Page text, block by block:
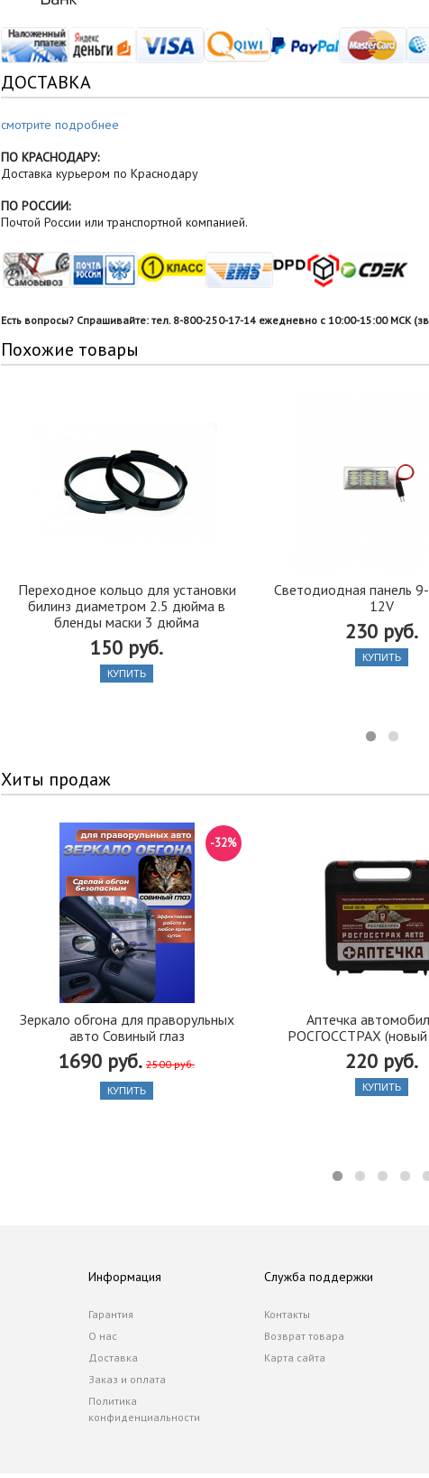
ДОСТАВКА
смотрите подробнее
ПО КРАСНОДАРУ:
Доставка курьером по Краснодару
ПО РОССИИ:
Почтой России или транспортной компанией.
Есть вопросы? Спрашивайте: тел. 8-800-250-17-14 ежедневно с 10:00-15:00 МСК
Похожие товары
Переходное кольцо для установки
билинз диаметром 2.5 дюйма в
бленды маски 3 дюйма
150 руб.
КУПИТЬ
Светодиодная панель
12V
230 руб.
КУПИТЬ
Хиты продаж
Зеркало обгона для праворульных
авто Совиный глаз
1690 руб. 2500 руб.
-32%
КУПИТЬ
Аптечка
РОСГОССТРАХ (новый
220 руб.
КУПИТЬ
Информация
Гарантия
О нас
Доставка
Заказ и оплата
Политика
конфиденциальности
Служба поддержки
Контакты
Возврат товара
Карта сайта